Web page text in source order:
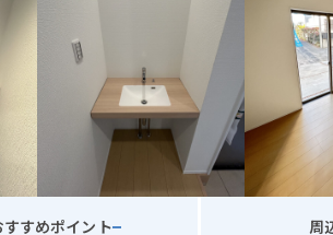
すすめポイント 周